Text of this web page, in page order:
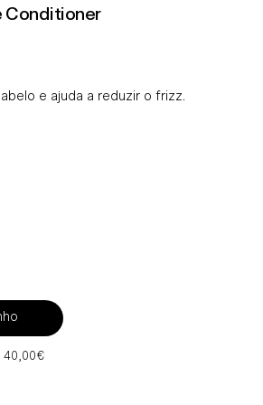
Conditioner
e ajuda a reduzir o frizz.
40,00€